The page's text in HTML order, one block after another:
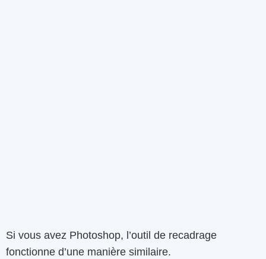
Si vous avez Photoshop, l’outil de recadrage
fonctionne d’une manière similaire.